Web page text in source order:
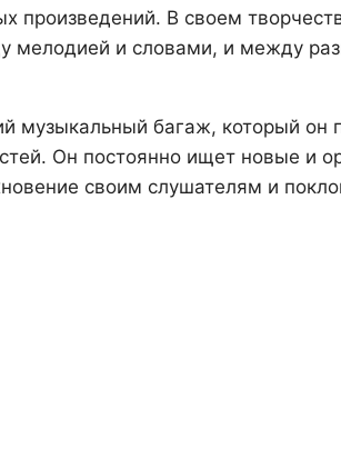
произведений. В своем
и словами, и между
музыкальный багаж, который он
Он постоянно ищет новые и
своим слушателям и